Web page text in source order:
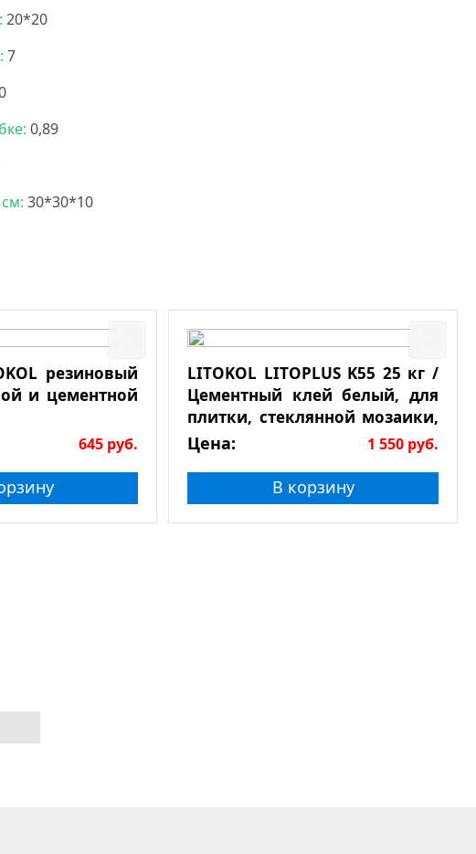
20*20
7
0,89
30*30*10
резиновый
и цементной
645 руб.
LITOKOL LITOPLUS K55 25 кг /
Цементный клей белый, для
плитки, стеклянной мозаики,
натурального камня
Цена: 1 550 руб.
В корзину